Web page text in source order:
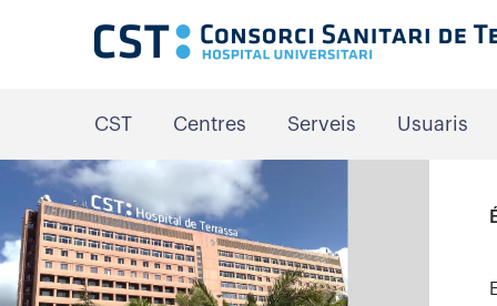
CST Centres Serveis Usuaris